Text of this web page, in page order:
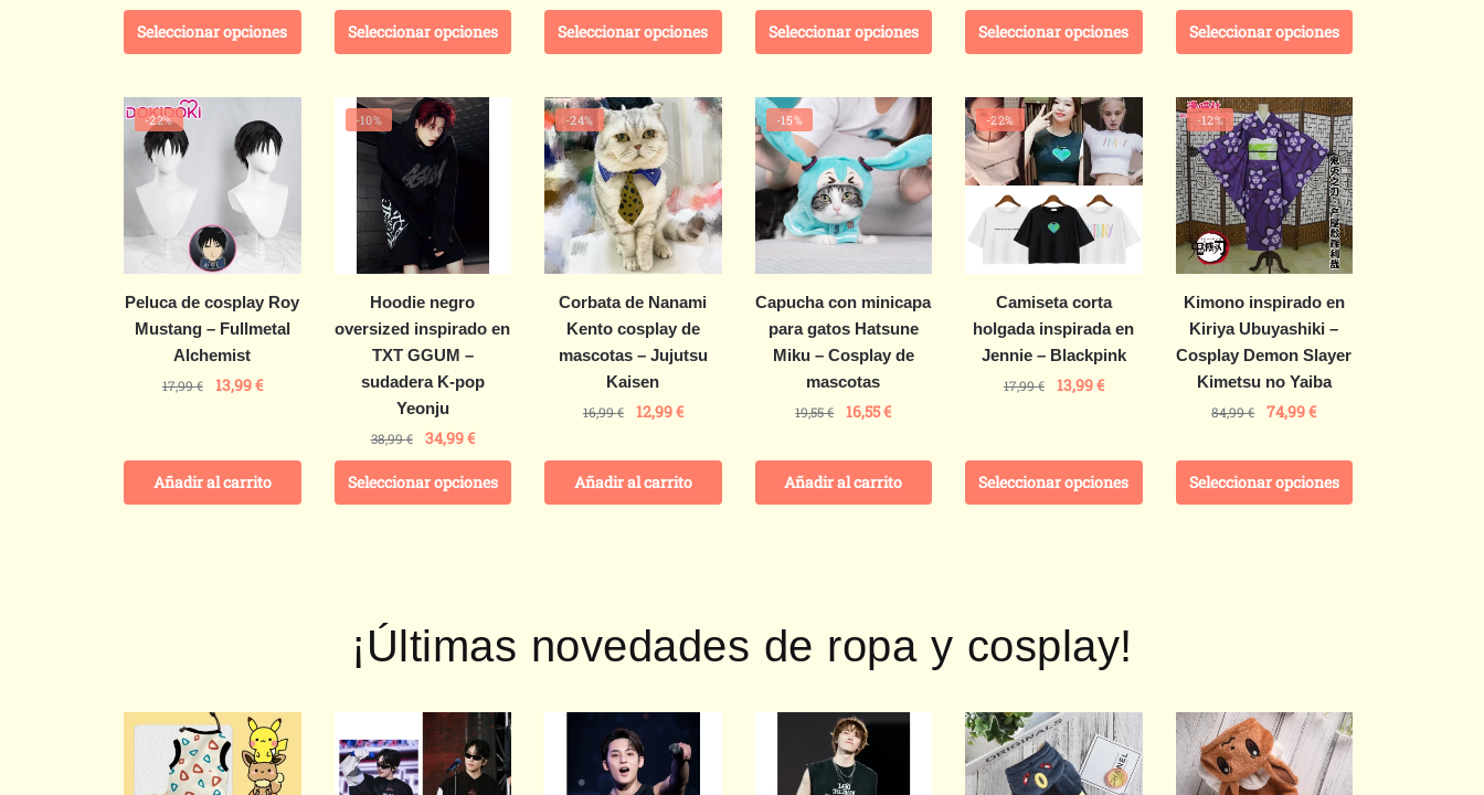
Seleccionar opciones Seleccionar opciones Seleccionar opciones Seleccionar opciones Seleccionar opciones Seleccionar opciones
-22%
Peluca de cosplay Roy
Mustang – Fullmetal
Alchemist
17,99€ 13,99€
Añadir al carrito
-10%
Hoodie negro
oversized inspirado en
TXT GGUM –
sudadera K-pop
Yeonju
38,99€ 34,99€
Seleccionar opciones
-24%
Corbata de Nanami
Kento cosplay de
mascotas – Jujutsu
Kaisen
16,99€ 12,99€
Añadir al carrito
-15%
Capucha con minicapa
para gatos Hatsune
Miku – Cosplay de
mascotas
19,55€ 16,55€
Añadir al carrito
-22%
Camiseta corta
holgada inspirada en
Jennie – Blackpink
17,99€ 13,99€
Seleccionar opciones
-12%
Kimono inspirado en
Kiriya Ubuyashiki –
Cosplay Demon Slayer
Kimetsu no Yaiba
84,99€ 74,99€
Seleccionar opciones
¡Últimas novedades de ropa y cosplay!